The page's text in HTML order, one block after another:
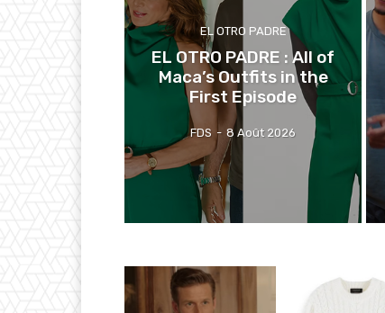
EL OTRO PADRE
EL OTRO PADRE : All of
Maca’s Outfits in the
First Episode
FDS - 8 Août 2026